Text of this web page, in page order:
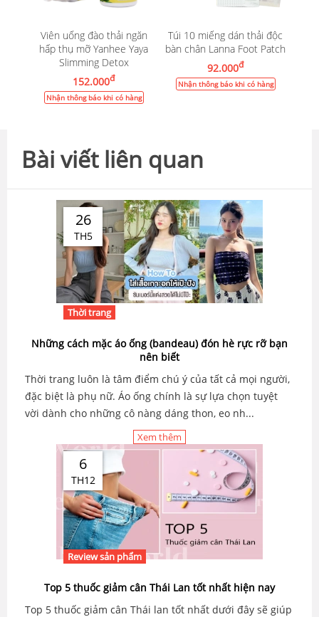
Viên uống đào thải ngăn
hấp thụ mỡ Yanhee Yaya
Slimming Detox
152.000đ
Nhận thông báo khi có hàng
Túi 10 miếng dán thải độc
bàn chân Lanna Foot Patch
92.000đ
Nhận thông báo khi có hàng
Bài viết liên quan
26
TH5
Thời trang
Những cách mặc áo ống (bandeau) đón hè rực rỡ bạn
nên biết
Thời trang luôn là tâm điểm chú ý của tất cả mọi người,
đặc biệt là phụ nữ. Áo ống chính là sự lựa chọn tuyệt
vời dành cho những cô nàng dáng thon, eo nh...
Xem thêm
6
TH12
Review sản phẩm
Top 5 thuốc giảm cân Thái Lan tốt nhất hiện nay
Top 5 thuốc giảm cân Thái lan tốt nhất dưới đây sẽ giúp